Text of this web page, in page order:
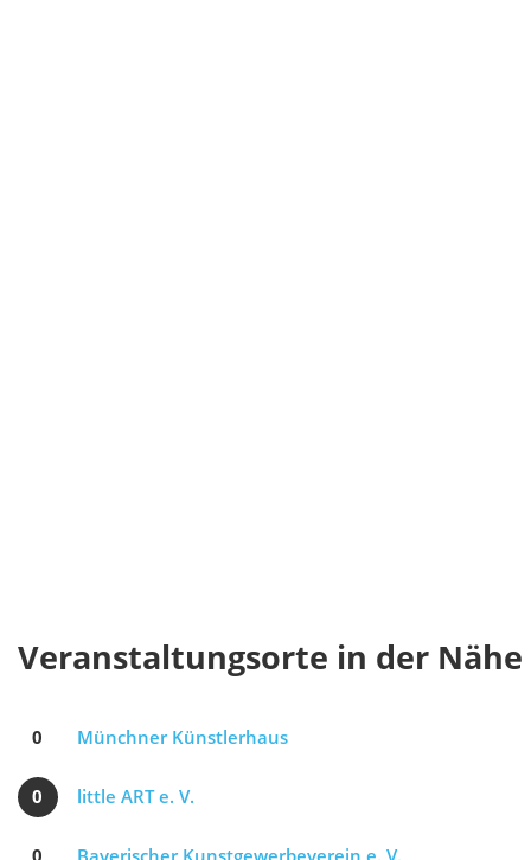
Veranstaltungsorte in der Nähe
0 Münchner Künstlerhaus
0 little ART e. V.